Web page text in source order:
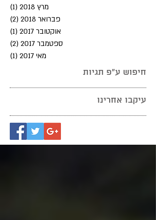
מרץ 2018
(1)
פברואר 2018
(2)
אוקטובר 2017
(1)
ספטמבר 2017
(2)
מאי 2017
(1)
חיפוש ע"פ תגיות
עיקבו אחרינו